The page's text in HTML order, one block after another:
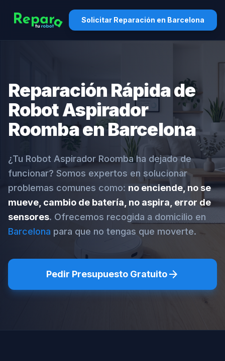
Solicitar Reparación en Barcelona
Reparación Rápida de
Robot Aspirador
Roomba en Barcelona
¿Tu Robot Aspirador Roomba ha dejado de
funcionar? Somos expertos en solucionar
problemas comunes como: no enciende, no se
mueve, cambio de batería, no aspira, error de
sensores. Ofrecemos recogida a domicilio en
Barcelona para que no tengas que moverte.
Pedir Presupuesto Gratuitoarrow_forward